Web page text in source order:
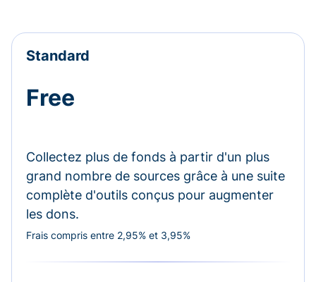
Standard
Free
Collectez plus de fonds à partir d'un plus
grand nombre de sources grâce à une suite
complète d'outils conçus pour augmenter
les dons.
Frais compris entre 2,95% et 3,95%